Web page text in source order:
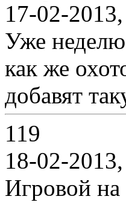
17-02-
Уже
как же
добавят
119
18-02-
Игровой